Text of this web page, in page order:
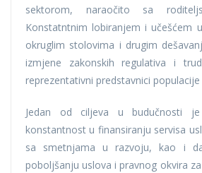
sektorom, naraočito sa
Konstatntnim lobiranjem i učešćem
okruglim stolovima i drugim
izmjene zakonskih regulativa i
reprezentativni predstavnici
Jedan od ciljeva u budučnosti
konstantnost u finansiranju servisa
sa smetnjama u razvoju, kao i
poboljšanju uslova i pravnog okvira